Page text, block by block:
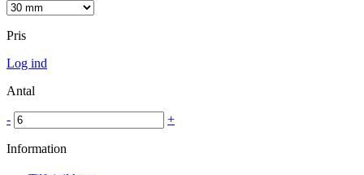
Pris
Log ind
Antal
- +
Information